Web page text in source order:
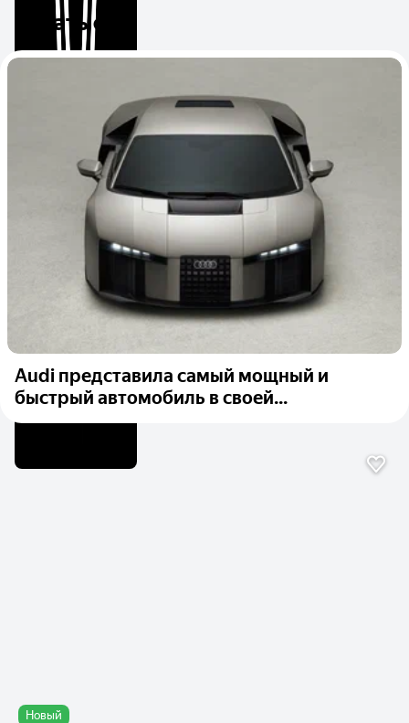
Читать ещё
Audi представила самый мощный и
быстрый автомобиль в своей...
Новый